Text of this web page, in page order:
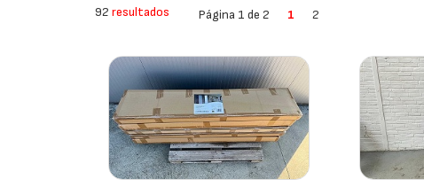
92 resultados Página 1 de 2 1 2